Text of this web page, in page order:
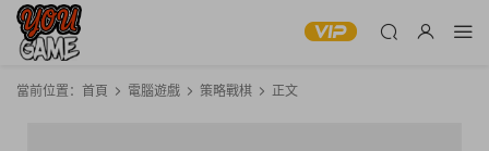
當前位置： 首頁 電腦遊戲 策略戰棋 正文